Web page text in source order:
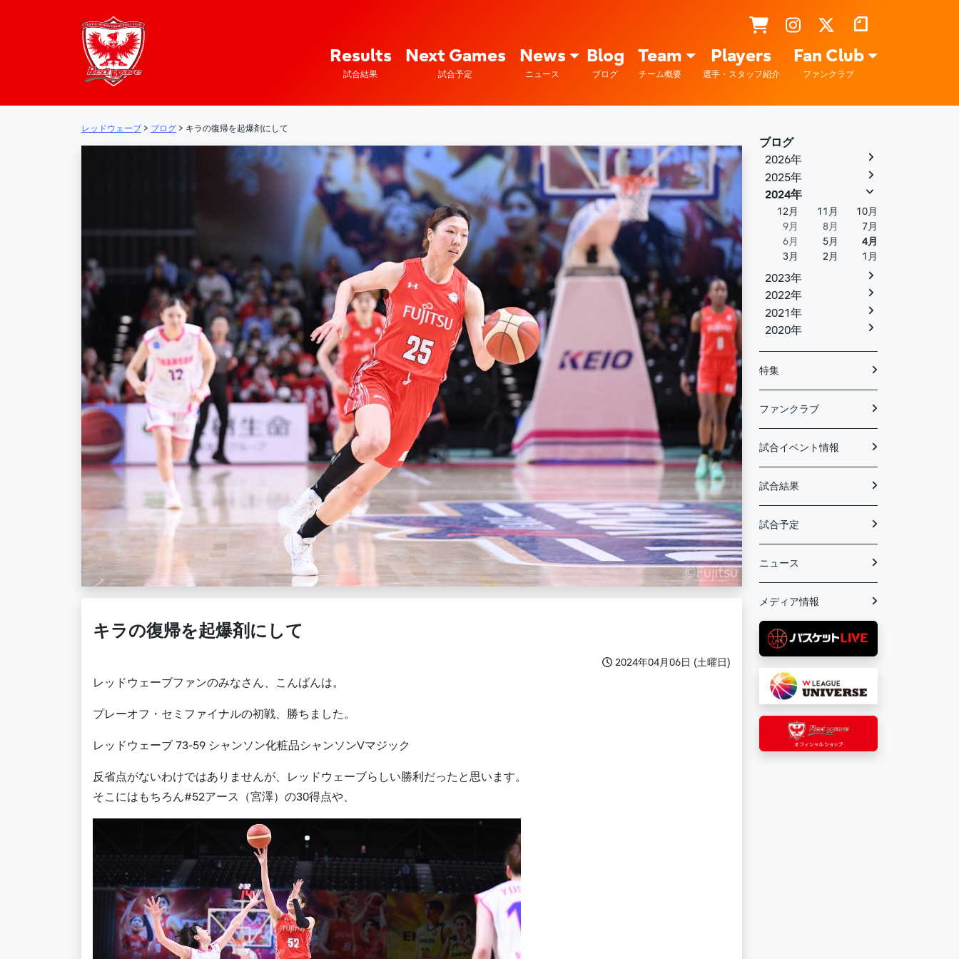
メインナビゲーション
Results
試合結果
Next Games
試合予定
News
ニュース
Blog
ブログ
Team
チーム概要
Players
選手・スタッフ紹介
Fan Club
ファンクラブ
レッドウェーブ > ブログ > キラの復帰を起爆剤にして
キラの復帰を起爆剤にして
2024年04月06日 (土曜日)
レッドウェーブファンのみなさん、こんばんは。
プレーオフ・セミファイナルの初戦、勝ちました。
レッドウェーブ 73-59 シャンソン化粧品シャンソンVマジック
反省点がないわけではありませんが、レッドウェーブらしい勝利だったと思います。
そこにはもちろん#52アース（宮澤）の30得点や、
ブログ
2026年
2025年
2024年
12月 11月
10月
9月
8月
7月
6月
5月
4月
3月
2月 1月
2023年
2022年
2021年
2020年
特集
ファンクラブ
試合イベント情報
試合結果
試合予定
ニュース
メディア情報